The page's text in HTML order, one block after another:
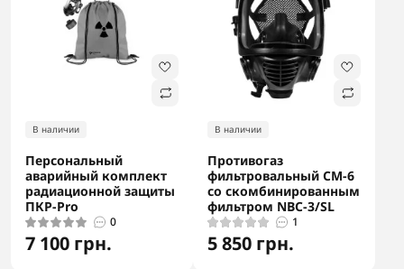
В наличии
Персональный
аварийный комплект
радиационной защиты
ПКР-Pro
0
7 100 грн.
В наличии
Противогаз
фильтровальный CM-6
со скомбинированным
фильтром NBC-3/SL
1
5 850 грн.